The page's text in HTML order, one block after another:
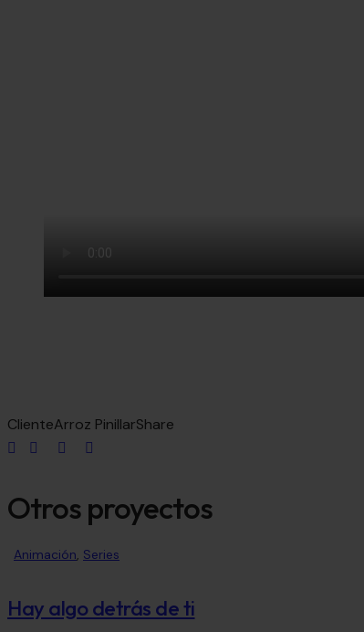
ClienteArroz PinillarShare
Otros proyectos
Animación, Series
Hay algo detrás de ti